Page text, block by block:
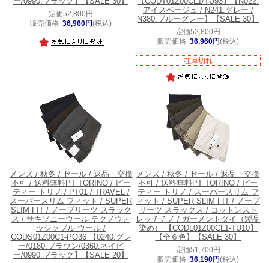
定価52,800円
販売価格 36,960円(税込)
アイスベージュ / N241.グレー /
N380.ブルーグレー】【SALE 30】
定価52,800円
販売価格 36,960円(税込)
在庫切れ
メンズ / 秋冬 / セール / 返品・交換
不可 / 送料無料PT TORINO / ピー
ティー トリノ / PT01 / TRAVEL /
スーパースリム フィット / SUPER
SLIM FIT / ノープリーツ スラック
ス / サキソニーウール テクノウォ
ッシャブル ウール /
CODS01Z00C1-PO36 【0240.グレ
ー/0180.ブラウン/0360.ネイビ
ー/0990.ブラック】【SALE 20】
メンズ / 秋冬 / セール / 返品・交換
不可 / 送料無料PT TORINO / ピー
ティー トリノ / スーパースリム フ
ィット / SUPER SLIM FIT / ノープ
リーツ スラックス / コットンスト
レッチチノ / ガーメントダイ（製品
染め） 【CODL01Z00CL1-TU10】
【全６色】【SALE 30】
定価51,700円
販売価格 36,190円(税込)